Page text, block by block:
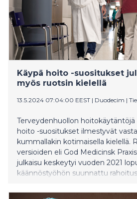
Käypä hoito -suositukset
myös ruotsin kielellä
13.5.2024 07:04:00 EEST | Duodecim |
Terveydenhuollon hoitokäytäntöjä
hoito -suositukset ilmestyvät
kummallakin kotimaisella kielellä.
versioiden eli God Medicinsk
julkaisu keskeytyi vuoden 2021
käännöstyöhön suunnattu